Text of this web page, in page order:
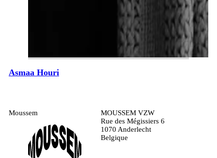
Asmaa Houri
Moussem
MOUSSEM VZW
Rue des Mégissiers 6
1070 Anderlecht
Belgique